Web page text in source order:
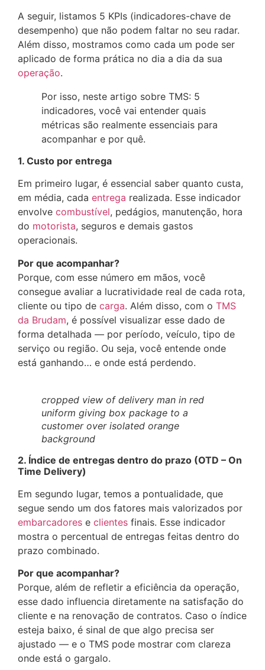
A seguir, listamos 5 KPIs (indicadores-chave de
desempenho) que não podem faltar no seu radar.
Além disso, mostramos como cada um pode ser
aplicado de forma prática no dia a dia da sua
operação.
Por isso, neste artigo sobre TMS: 5
indicadores, você vai entender quais
métricas são realmente essenciais para
acompanhar e por quê.
1. Custo por entrega
Em primeiro lugar, é essencial saber quanto custa,
em média, cada entrega realizada. Esse indicador
envolve combustível, pedágios, manutenção, hora
do motorista, seguros e demais gastos
operacionais.
Por que acompanhar?
Porque, com esse número em mãos, você
consegue avaliar a lucratividade real de cada rota,
cliente ou tipo de carga. Além disso, com o TMS
da Brudam, é possível visualizar esse dado de
forma detalhada — por período, veículo, tipo de
serviço ou região. Ou seja, você entende onde
está ganhando… e onde está perdendo.
cropped view of delivery man in red
uniform giving box package to a
customer over isolated orange
background
2. Índice de entregas dentro do prazo (OTD – On
Time Delivery)
Em segundo lugar, temos a pontualidade, que
segue sendo um dos fatores mais valorizados por
embarcadores e clientes finais. Esse indicador
mostra o percentual de entregas feitas dentro do
prazo combinado.
Por que acompanhar?
Porque, além de refletir a eficiência da operação,
esse dado influencia diretamente na satisfação do
cliente e na renovação de contratos. Caso o índice
esteja baixo, é sinal de que algo precisa ser
ajustado — e o TMS pode mostrar com clareza
onde está o gargalo.